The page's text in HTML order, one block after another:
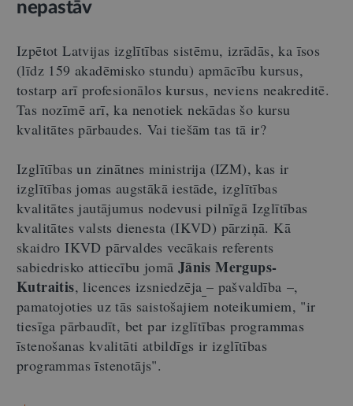
nepastāv
Izpētot Latvijas izglītības sistēmu, izrādās, ka īsos
(līdz 159 akadēmisko stundu) apmācību kursus,
tostarp arī profesionālos kursus, neviens neakreditē.
Tas nozīmē arī, ka nenotiek nekādas šo kursu
kvalitātes pārbaudes. Vai tiešām tas tā ir?
Izglītības un zinātnes ministrija (IZM), kas ir
izglītības jomas augstākā iestāde, izglītības
kvalitātes jautājumus nodevusi pilnīgā Izglītības
kvalitātes valsts dienesta (IKVD) pārziņā. Kā
skaidro IKVD pārvaldes vecākais referents
sabiedrisko attiecību jomā Jānis Mergups-
Kutraitis, licences izsniedzēja – pašvaldība –,
pamatojoties uz tās saistošajiem noteikumiem, "ir
tiesīga pārbaudīt, bet par izglītības programmas
īstenošanas kvalitāti atbildīgs ir izglītības
programmas īstenotājs".